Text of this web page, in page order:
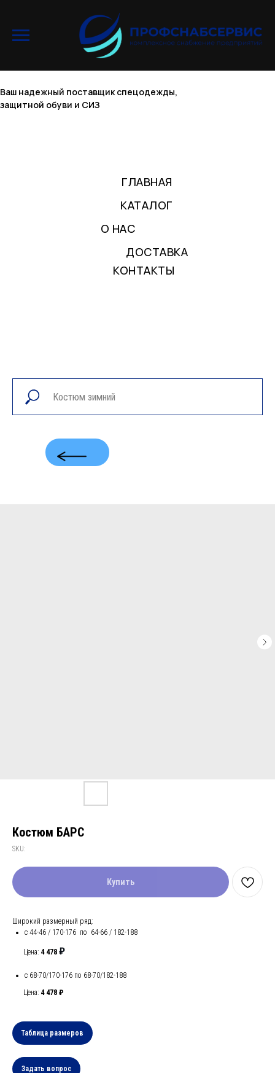
ГЛАВНАЯ
КАТАЛОГ
О НАС
ДОСТАВКА
КОНТАКТЫ
Ваш надежный поставщик спецодежды,
защитной обуви и СИЗ
Костюм БАРС
SKU:
Купить
Широкий размерный ряд:
с 44-46 / 170-176 по 64-66 / 182-188
Цена: 4 478 ₽
с 68-70/170-176 по 68-70/182-188
Цена: 4 478 ₽
Таблица размеров
Задать вопрос